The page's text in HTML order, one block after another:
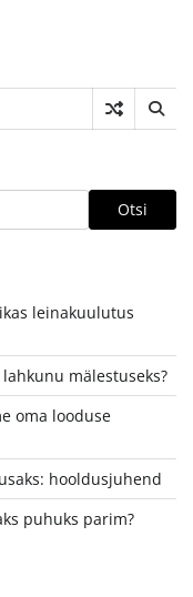
Otsi
leinakuulutus
mälestuseks?
oma looduse
hooldusjuhend
puhuks parim?